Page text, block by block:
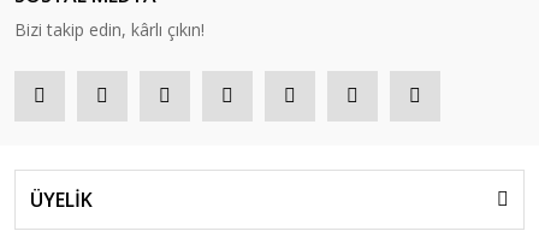
Bizi takip edin, kârlı çıkın!
ÜYELİK